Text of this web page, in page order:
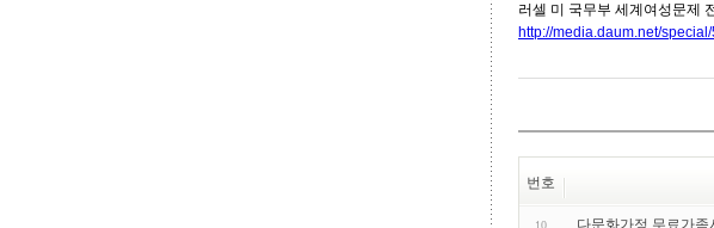
러셀 미 국무부 세계여성문제
http://media.daum.net/
번호
10 다문화가정 무료가